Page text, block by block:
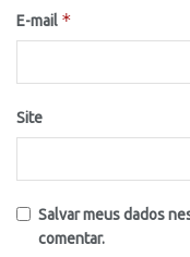
E-mail *
Site
Salvar meus dados
comentar.